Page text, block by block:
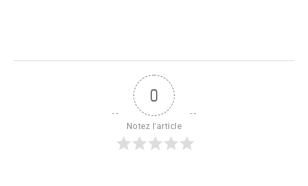
0
Notez l'article